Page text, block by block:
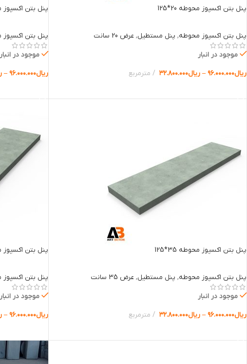
پنل بتن اکسپوز محوطه 20*125
پنل بتن اکسپوز محوطه, پنل مستطیل, عرض 20 سانت
موجود در انبار
ریال۹۶.۰۰۰.۰۰۰ – ریال۳۲.۸۰۰.۰۰۰ مترمربع
پنل بتن اکسپوز
پنل بتن
موجود در انبار
ریال۹۶.۰۰۰.۰۰۰ –
پنل بتن اکسپوز محوطه 35*125
پنل بتن اکسپوز محوطه, پنل مستطیل, عرض 35 سانت
موجود در انبار
ریال۹۶.۰۰۰.۰۰۰ – ریال۳۲.۸۰۰.۰۰۰ مترمربع
پنل بتن اکسپوز
پنل بتن
موجود در انبار
ریال۹۶.۰۰۰.۰۰۰ –